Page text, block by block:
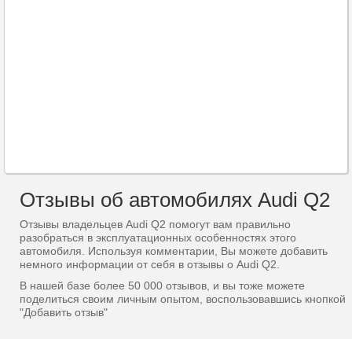
Отзывы об автомобилях Audi Q2
Отзывы владельцев Audi Q2 помогут вам правильно
разобраться в эксплуатационных особенностях этого
автомобиля. Используя комментарии, Вы можете добавить
немного информации от себя в отзывы о Audi Q2.
В нашей базе более 50 000 отзывов, и вы тоже можете
поделиться своим личным опытом, воспользовавшись кнопкой
"Добавить отзыв"